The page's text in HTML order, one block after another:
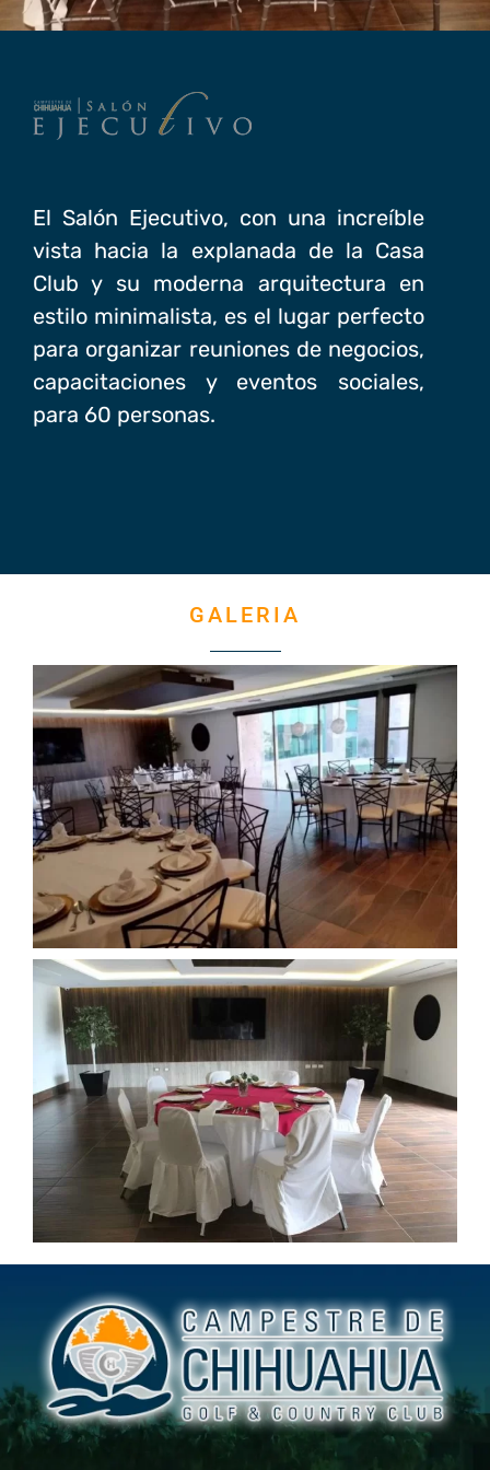
El Salón Ejecutivo, con una increíble
vista hacia la explanada de la Casa
Club y su moderna arquitectura en
estilo minimalista, es el lugar perfecto
para organizar reuniones de negocios,
capacitaciones y eventos sociales,
para 60 personas.
GALERIA